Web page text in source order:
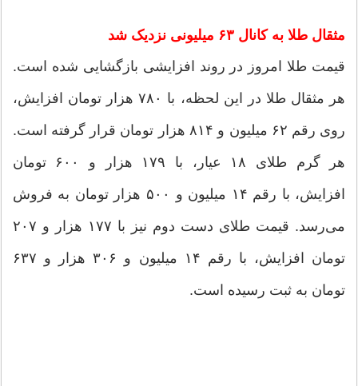
مثقال طلا به کانال ۶۳ میلیونی نزدیک شد
قیمت طلا امروز در روند افزایشی بازگشایی شده است.
هر مثقال طلا در این لحظه، با ۷۸۰ هزار تومان افزایش،
روی رقم ۶۲ میلیون و ۸۱۴ هزار تومان قرار گرفته است.
هر گرم طلای ۱۸ عیار، با ۱۷۹ هزار و ۶۰۰ تومان
افزایش، با رقم ۱۴ میلیون و ۵۰۰ هزار تومان به فروش
می‌رسد. قیمت طلای دست دوم نیز با ۱۷۷ هزار و ۲۰۷
تومان افزایش، با رقم ۱۴ میلیون و ۳۰۶ هزار و ۶۳۷
تومان به ثبت رسیده است.